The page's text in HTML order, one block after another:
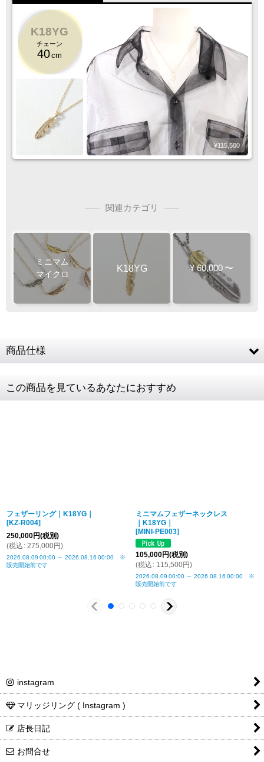
K18YG
チェーン
40cm
¥115,500
関連カテゴリ
ミニマム
マイクロ
K18YG ¥ 60,000 〜
商品仕様
素材
然石 (ダイヤモンド)
て
ます、ご了承下さい
商品詳細金
額・送料
この商品を見ているあなたにおすすめ
フェザーリング｜K18YG｜
[KZ-R004]
250,000円(税別)
(税込 : 275,000円)
2026.08.09 00:00 ～ 2026.08.16 00:00 ※
販売開始前です
ミニマムフェザーネックレス
｜K18YG｜
[MINI-PE003]
105,000円(税別)
(税込 : 115,500円)
2026.08.09 00:00 ～ 2026.08.16 00:00 ※
販売開始前です
instagram
マリッジリング ( Instagram )
店長日記
お問合せ